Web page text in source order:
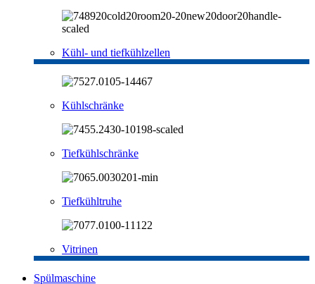
Kühl- und tiefkühlzellen
Kühlschränke
Tiefkühlschränke
Tiefkühltruhe
Vitrinen
Spülmaschine